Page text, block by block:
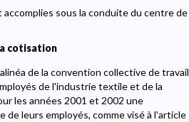
sous la conduite du centre de
cotisation
de la convention collective de travail
de l'industrie textile et de la
les années 2001 et 2002 une
de leurs employés, comme visé à l'article